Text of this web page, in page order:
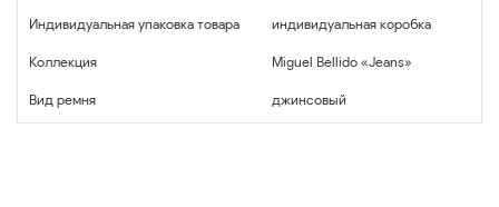
Индивидуальная упаковка товара индивидуальная коробка
Коллекция Miguel Bellido «Jeans»
Вид ремня джинсовый